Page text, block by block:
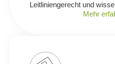
Leitliniengerecht und
Mehr